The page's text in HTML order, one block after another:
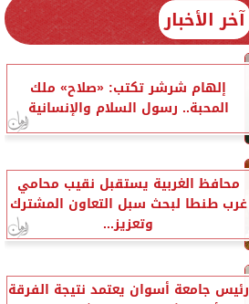
آخر الأخبار
إلهام شرشر تكتب: «صلاح» ملك
المحبة.. رسول السلام والإنسانية
محافظ الغربية يستقبل نقيب محامي
غرب طنطا لبحث سبل التعاون المشترك
وتعزيز...
رئيس جامعة أسوان يعتمد نتيجة الفرقة